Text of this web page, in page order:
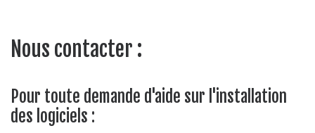
Nous contacter :
Pour toute demande d'aide sur l'installation
des logiciels :